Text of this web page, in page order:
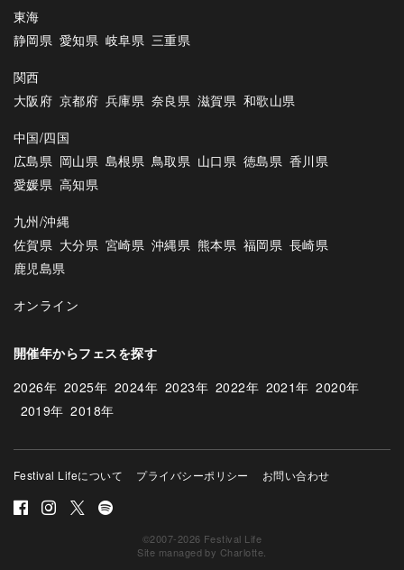
東海
静岡県 愛知県 岐阜県 三重県
関西
大阪府 京都府 兵庫県 奈良県 滋賀県 和歌山県
中国/四国
広島県 岡山県 島根県 鳥取県 山口県 徳島県 香川県
愛媛県 高知県
九州/沖縄
佐賀県 大分県 宮崎県 沖縄県 熊本県 福岡県 長崎県
鹿児島県
オンライン
開催年からフェスを探す
2026年 2025年 2024年 2023年 2022年 2021年 2020年
2019年 2018年
Festival Lifeについて プライバシーポリシー お問い合わせ
©2007-2026 Festival Life
Site managed by Charlotte.